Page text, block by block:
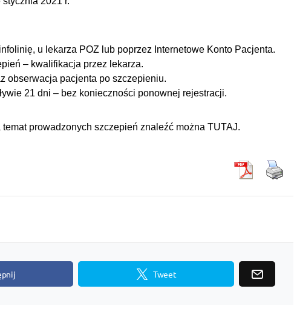
u lekarza POZ lub poprzez Internetowe Konto Pacjenta.
– kwalifikacja przez lekarza.
obserwacja pacjenta po szczepieniu.
21 dni – bez konieczności ponownej rejestracji.
temat prowadzonych szczepień znaleźć można TUTAJ.
Tweet